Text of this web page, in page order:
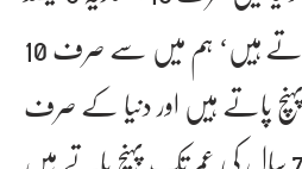
لوگ 60 سال تک پہنچ پاتے ہیں‘ ہم میں سے صرف 10
تک پہنچ پاتے ہیں اور دنیا کے صرف